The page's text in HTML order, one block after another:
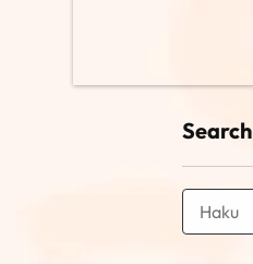
Search